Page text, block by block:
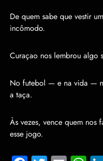
De quem sabe que vestir
incômodo.
Curaçao nos lembrou algo
No futebol — e na vida —
a taça.
Às vezes, vence quem nos
esse jogo.